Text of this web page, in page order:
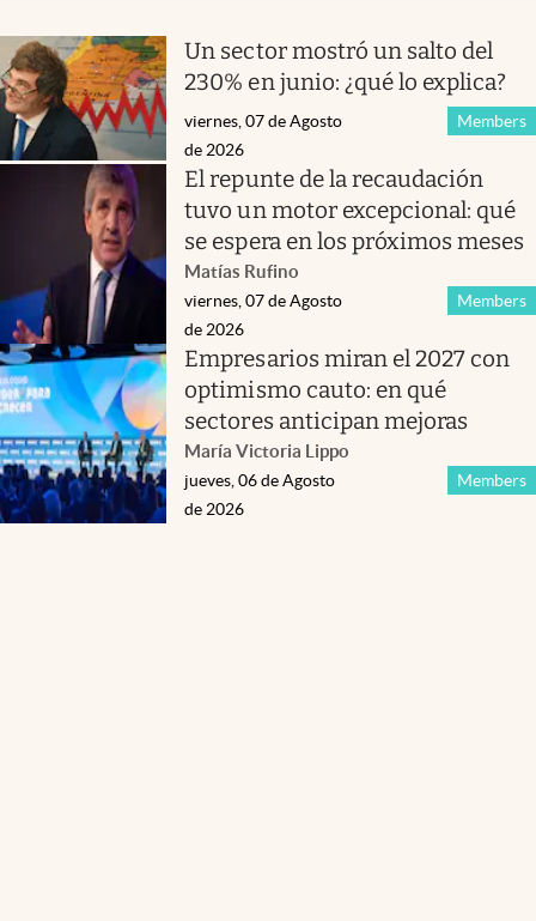
Un sector mostró un salto del
230% en junio: ¿qué lo explica?
Members
viernes, 07 de Agosto
de 2026
El repunte de la recaudación
tuvo un motor excepcional: qué
se espera en los próximos meses
Matías Rufino
Members
viernes, 07 de Agosto
de 2026
Empresarios miran el 2027 con
optimismo cauto: en qué
sectores anticipan mejoras
María Victoria Lippo
Members
jueves, 06 de Agosto
de 2026